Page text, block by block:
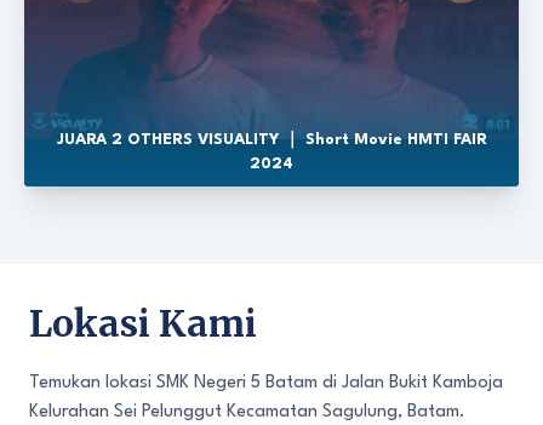
JUARA 2 OTHERS VISUALITY ｜ Short Movie HMTI FAIR
2024
Lokasi Kami
Temukan lokasi SMK Negeri 5 Batam di Jalan Bukit Kamboja
Kelurahan Sei Pelunggut Kecamatan Sagulung, Batam.